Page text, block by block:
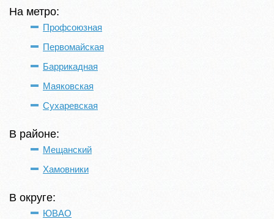
На метро:
Профсоюзная
Первомайская
Баррикадная
Маяковская
Сухаревская
В районе:
Мещанский
Хамовники
В округе:
ЮВАО